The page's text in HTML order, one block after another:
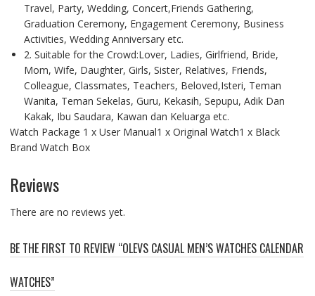
Travel, Party, Wedding, Concert,Friends Gathering,
Graduation Ceremony, Engagement Ceremony, Business
Activities, Wedding Anniversary etc.
2. Suitable for the Crowd:Lover, Ladies, Girlfriend, Bride,
Mom, Wife, Daughter, Girls, Sister, Relatives, Friends,
Colleague, Classmates, Teachers, Beloved,Isteri, Teman
Wanita, Teman Sekelas, Guru, Kekasih, Sepupu, Adik Dan
Kakak, Ibu Saudara, Kawan dan Keluarga etc.
Watch Package 1 x User Manual1 x Original Watch1 x Black
Brand Watch Box
Reviews
There are no reviews yet.
BE THE FIRST TO REVIEW “OLEVS CASUAL MEN’S WATCHES CALENDAR
WATCHES”